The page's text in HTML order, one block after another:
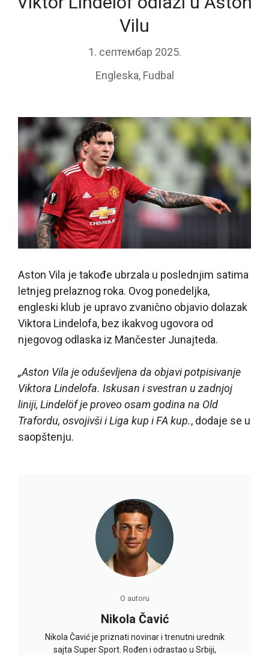
Vilu
1. септембар 2025.
Engleska, Fudbal
Aston Vila je takođe ubrzala u poslednjim satima
letnjeg prelaznog roka. Ovog ponedeljka,
engleski klub je upravo zvanično objavio dolazak
Viktora Lindelofa, bez ikakvog ugovora od
njegovog odlaska iz Mančester Junajteda.
„Aston Vila je oduševljena da objavi potpisivanje
Viktora Lindelofa. Iskusan i svestran u zadnjoj
liniji, Lindelöf je proveo osam godina na Old
Trafordu, osvojivši i Liga kup i FA kup., dodaje se u
saopštenju.
O autoru
Nikola Čavić
Nikola Čavić je priznati novinar i trenutni urednik
sajta Super Sport. Rođen i odrastao u Srbiji,